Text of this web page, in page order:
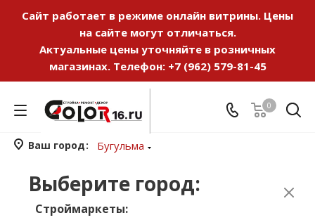
Сайт работает в режиме онлайн витрины. Цены
на сайте могут отличаться.
Актуальные цены уточняйте в розничных
магазинах. Телефон: +7 (962) 579-81-45
0
Ваш город Бугульма
Выберите город:
Строймаркеты: